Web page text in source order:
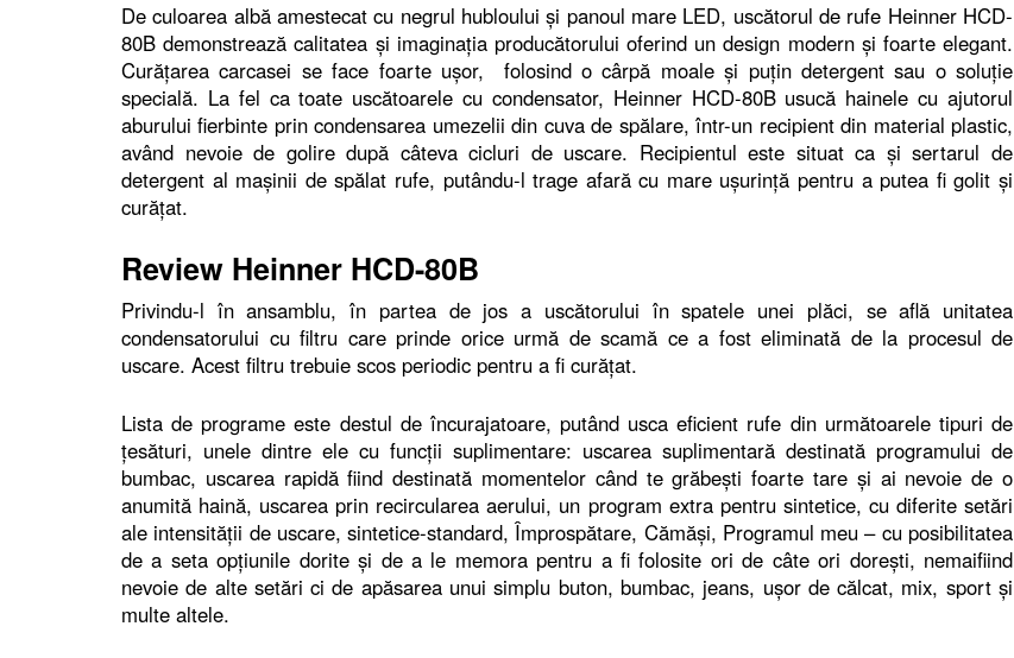
De culoarea albă amestecat cu negrul hubloului şi panoul mare LED, uscătorul de rufe Heinner HCD-
80B demonstrează calitatea şi imaginaţia producătorului oferind un design modern şi foarte elegant.
Curăţarea carcasei se face foarte uşor, folosind o cârpă moale şi puţin detergent sau o soluţie
specială. La fel ca toate uscătoarele cu condensator, Heinner HCD-80B usucă hainele cu ajutorul
aburului fierbinte prin condensarea umezelii din cuva de spălare, într-un recipient din material plastic,
având nevoie de golire după câteva cicluri de uscare. Recipientul este situat ca şi sertarul de
detergent al maşinii de spălat rufe, putându-l trage afară cu mare uşurinţă pentru a putea fi golit şi
curăţat.
Review Heinner HCD-80B
Privindu-l în ansamblu, în partea de jos a uscătorului în spatele unei plăci, se află unitatea
condensatorului cu filtru care prinde orice urmă de scamă ce a fost eliminată de la procesul de
uscare. Acest filtru trebuie scos periodic pentru a fi curăţat.
Lista de programe este destul de încurajatoare, putând usca eficient rufe din următoarele tipuri de
ţesături, unele dintre ele cu funcţii suplimentare: uscarea suplimentară destinată programului de
bumbac, uscarea rapidă fiind destinată momentelor când te grăbeşti foarte tare şi ai nevoie de o
anumită haină, uscarea prin recircularea aerului, un program extra pentru sintetice, cu diferite setări
ale intensităţii de uscare, sintetice-standard, Împrospătare, Cămăşi, Programul meu – cu posibilitatea
de a seta opţiunile dorite şi de a le memora pentru a fi folosite ori de câte ori doreşti, nemaifiind
nevoie de alte setări ci de apăsarea unui simplu buton, bumbac, jeans, uşor de călcat, mix, sport şi
multe altele.